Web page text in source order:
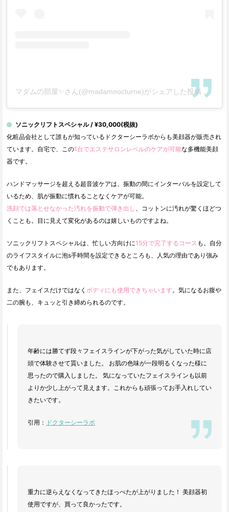
マダムの部屋✨さん(@madamnocturne)がシェアした投稿 2018
ソニックリフトスペシャル / ¥30,000(税抜)
化粧品会社として誰もが知っているドクターシーラボからも美顔器が販売され
ています。自宅で、この1台でエステサロンレベルのケアが可能な多機能美顔
器です。
ハンドマッサージを超える超音波ケアは、振動の間にインターバルを設定して
いるため、肌が振動に慣れることなくケアが可能。
洗顔では落とせなかった汚れを振動で弾き出し 、コットンに汚れが驚くほどつ
くことも。目に見えて変化があるのは嬉しいものですよね。
ソニックリフトスペシャルは、忙しい方向けに15分で完了するコース も。自分
のライフスタイルに泡s手時間を設定できるところも、人気の理由であり強み
でもあります。
また、フェイスだけではなく ボディにも使用できちゃいます。気になるお腹や
二の腕も、キュッと引き締められるのです。
年齢には勝てず段々フェイスラインが下がった気がしていた時に店
頭で体験させて貰いました。 お肌の色味が一段明るくなった様に
思ったので購入しました。 気になっていたフェイスラインも以前
よりか少し上がって見えます。これからも頑張ってお手入れしてい
きたいです。
引用： ドクターシーラボ
重力に逆らえなくなってきたほっぺたが上がりました！ 美顔器初
使用ですが、買って良かったです。